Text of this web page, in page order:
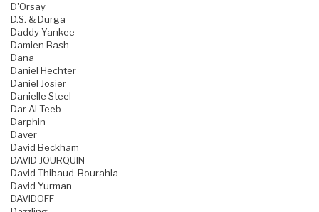
D'Orsay
D.S. & Durga
Daddy Yankee
Damien Bash
Dana
Daniel Hechter
Daniel Josier
Danielle Steel
Dar Al Teeb
Darphin
Daver
David Beckham
DAVID JOURQUIN
David Thibaud-Bourahla
David Yurman
DAVIDOFF